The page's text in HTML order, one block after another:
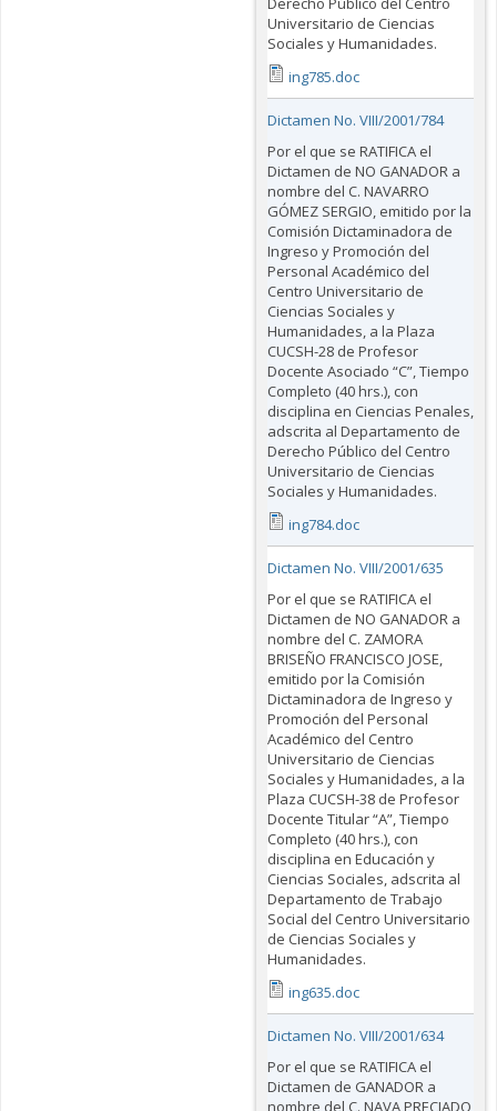
Universitario de Ciencias
Sociales y Humanidades.
ing785.doc
Dictamen No. VIII/2001/784
Por el que se RATIFICA el
Dictamen de NO GANADOR a
nombre del C. NAVARRO
GÓMEZ SERGIO, emitido por la
Comisión Dictaminadora de
Ingreso y Promoción del
Personal Académico del
Centro Universitario de
Ciencias Sociales y
Humanidades, a la Plaza
CUCSH-28 de Profesor
Docente Asociado “C”, Tiempo
Completo (40 hrs.), con
disciplina en Ciencias Penales,
adscrita al Departamento de
Derecho Público del Centro
Universitario de Ciencias
Sociales y Humanidades.
ing784.doc
Dictamen No. VIII/2001/635
Por el que se RATIFICA el
Dictamen de NO GANADOR a
nombre del C. ZAMORA
BRISEÑO FRANCISCO JOSE,
emitido por la Comisión
Dictaminadora de Ingreso y
Promoción del Personal
Académico del Centro
Universitario de Ciencias
Sociales y Humanidades, a la
Plaza CUCSH-38 de Profesor
Docente Titular “A”, Tiempo
Completo (40 hrs.), con
disciplina en Educación y
Ciencias Sociales, adscrita al
Departamento de Trabajo
Social del Centro Universitario
de Ciencias Sociales y
Humanidades.
ing635.doc
Dictamen No. VIII/2001/634
Por el que se RATIFICA el
Dictamen de GANADOR a
nombre del C. NAVA PRECIADO